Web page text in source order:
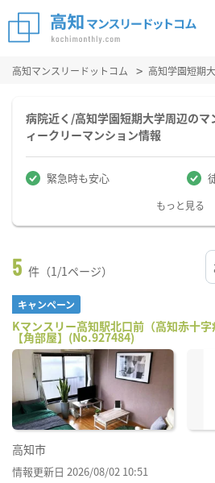
高知マンスリードットコム 高知学園短期
病院近く/高知学園短期大学周辺のマ
ィークリーマンション情報
緊急時も安心
もっと見る
5 件（1/1ページ）
キャンペーン
Kマンスリー高知駅北口前（高知赤十
【角部屋】(No.927484)
高知市
情報更新日 2026/08/02 10:51